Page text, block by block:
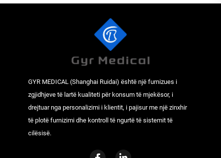
GYR MEDICAL (Shanghai Ruidai) është një furnizues i
zgjidhjeve të lartë kualiteti për konsum të mjekësor, i
drejtuar nga personalizimi i klientit, i pajisur me një zinxhir
të plotë furnizimi dhe kontroll të ngurtë të sistemit të
cilësisë.